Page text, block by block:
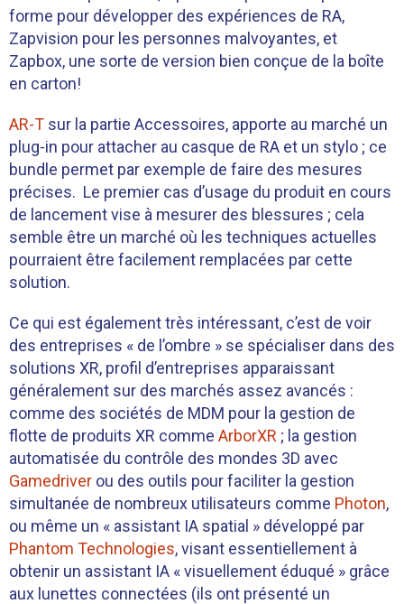
forme pour développer des expériences de RA,
Zapvision pour les personnes malvoyantes, et
Zapbox, une sorte de version bien conçue de la boîte
en carton!
AR-T sur la partie Accessoires, apporte au marché un
plug-in pour attacher au casque de RA et un stylo ; ce
bundle permet par exemple de faire des mesures
précises. Le premier cas d’usage du produit en cours
de lancement vise à mesurer des blessures ; cela
semble être un marché où les techniques actuelles
pourraient être facilement remplacées par cette
solution.
Ce qui est également très intéressant, c’est de voir
des entreprises « de l’ombre » se spécialiser dans des
solutions XR, profil d’entreprises apparaissant
généralement sur des marchés assez avancés :
comme des sociétés de MDM pour la gestion de
flotte de produits XR comme ArborXR ; la gestion
automatisée du contrôle des mondes 3D avec
Gamedriver ou des outils pour faciliter la gestion
simultanée de nombreux utilisateurs comme Photon,
ou même un « assistant IA spatial » développé par
Phantom Technologies, visant essentiellement à
obtenir un assistant IA « visuellement éduqué » grâce
aux lunettes connectées (ils ont présenté un